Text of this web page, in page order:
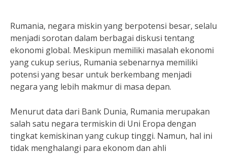
Rumania, negara miskin yang berpotensi besar, selalu
menjadi sorotan dalam berbagai diskusi tentang
ekonomi global. Meskipun memiliki masalah ekonomi
yang cukup serius, Rumania sebenarnya memiliki
potensi yang besar untuk berkembang menjadi
negara yang lebih makmur di masa depan.
Menurut data dari Bank Dunia, Rumania merupakan
salah satu negara termiskin di Uni Eropa dengan
tingkat kemiskinan yang cukup tinggi. Namun, hal ini
tidak menghalangi para ekonom dan ahli